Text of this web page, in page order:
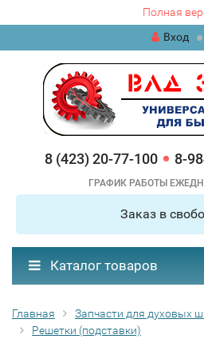
Полная
Вход
8 (423) 20-77-100 8-
ГРАФИК РАБОТЫ
Заказ в
Каталог товаров
Главная
Запчасти для духовых
Решетки (подставки)